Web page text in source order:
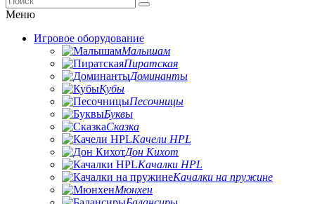
Меню
Игровое оборудование
Малышам
Пиратская
Доминанты
Кубы
Песочницы
Буквы
Сказка
Качели HPL
Дон Кихот
Качалки HPL
Качалки на пружине
Мюнхен